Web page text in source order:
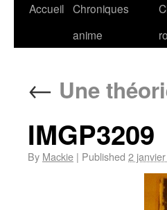
Accueil Chroniques
anime
← Une
IMGP3209
By Mackie | Published 2